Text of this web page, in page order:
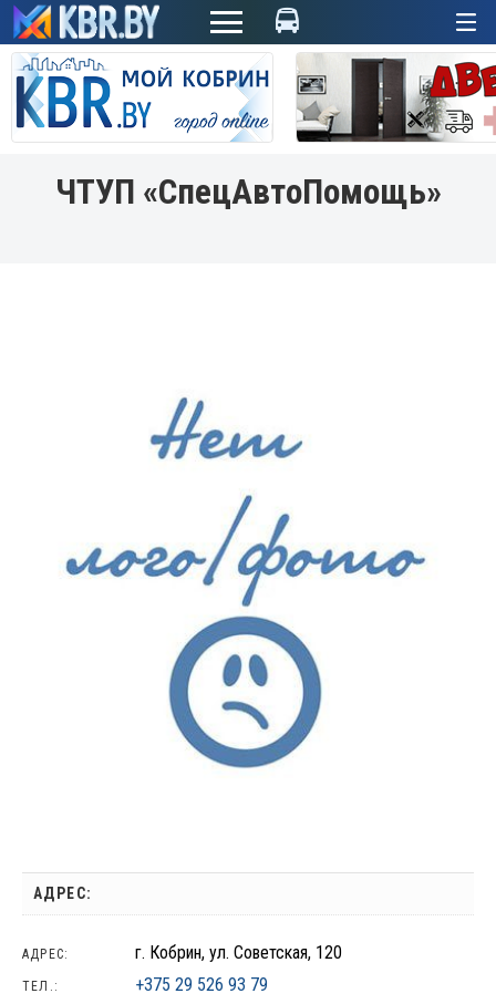
ЧТУП «СпецАвтоПомощь»
АДРЕС:
АДРЕС: г. Кобрин, ул. Советская, 120
ТЕЛ.:
+375 29 526 93 79